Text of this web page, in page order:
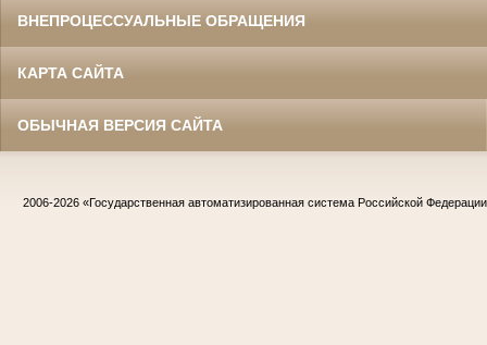
ВНЕПРОЦЕССУАЛЬНЫЕ ОБРАЩЕНИЯ
КАРТА САЙТА
ОБЫЧНАЯ ВЕРСИЯ САЙТА
2006-2026 «Государственная автоматизированная система Российской